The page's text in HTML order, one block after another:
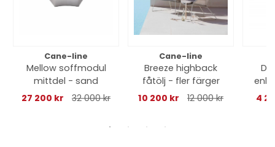
Cane-line
Mellow soffmodul
mittdel - sand
27 200 kr
32 000 kr
Cane-line
Breeze highback
fåtölj - fler färger
10 200 kr
12 000 kr
4